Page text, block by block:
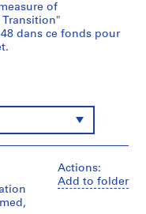
of
Transition"
dans ce fonds pour
Actions:
Add to folder